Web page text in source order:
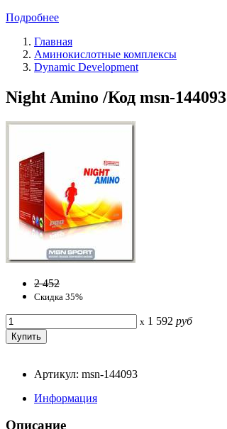
Подробнее
Главная
Аминокислотные комплексы
Dynamic Development
Night Amino /Код msn-144093
2 452
Скидка 35%
x 1 592 руб
Артикул: msn-144093
Информация
Описание